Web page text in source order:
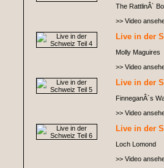
The RattlinÂ´
>> Video
Live in der
Molly Maguires
>> Video
Live in der
FinneganÂ´s
>> Video
Live in der
Loch Lomond
>> Video